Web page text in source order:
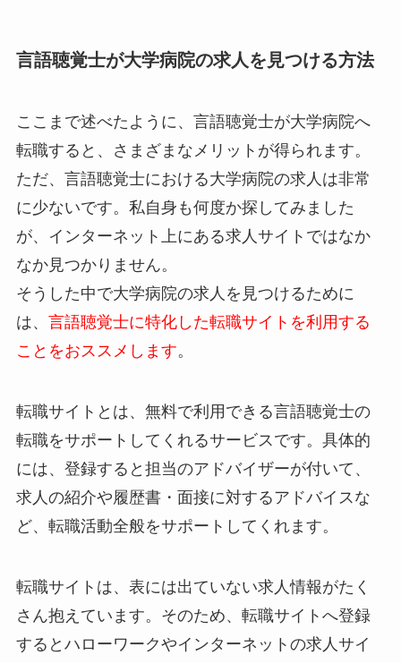
言語聴覚士が大学病院の求人を見つける方法
ここまで述べたように、言語聴覚士が大学病院へ
転職すると、さまざまなメリットが得られます。
ただ、言語聴覚士における大学病院の求人は非常
に少ないです。私自身も何度か探してみました
が、インターネット上にある求人サイトではなか
なか見つかりません。
そうした中で大学病院の求人を見つけるために
は、 言語聴覚士に特化した転職サイトを利用する
ことをおススメします。
転職サイトとは、無料で利用できる言語聴覚士の
転職をサポートしてくれるサービスです。具体的
には、登録すると担当のアドバイザーが付いて、
求人の紹介や履歴書・面接に対するアドバイスな
ど、転職活動全般をサポートしてくれます。
転職サイトは、表には出ていない求人情報がたく
さん抱えています。そのため、転職サイトへ登録
するとハローワークやインターネットの求人サイ